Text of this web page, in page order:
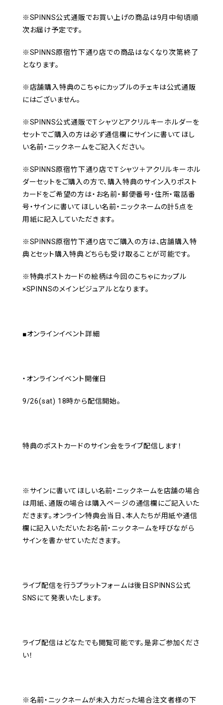
※SPINNS公式通販でお買い上げの商品は9月中旬頃順
次お届け予定です。
※SPINNS原宿竹下通り店での商品はなくなり次第終了
となります。
※店舗購入特典のこちゃにカップルのチェキは公式通販
にはございません。
※SPINNS公式通販でＴシャツとアクリルキーホルダーを
セットでご購入の方は必ず通信欄にサインに書いてほし
い名前・ニックネームをご記入ください。
※SPINNS原宿竹下通り店でＴシャツ＋アクリルキーホル
ダーセットをご購入の方で、購入特典のサイン入りポスト
カードをご希望の方は・お名前・郵便番号・住所・電話番
号・サインに書いてほしい名前・ニックネームの計5点を
用紙に記入していただきます。
※SPINNS原宿竹下通り店でご購入の方は、店舗購入特
典とセット購入特典どちらも受け取ることが可能です。
※特典ポストカードの絵柄は今回のこちゃにカップル
×SPINNSのメインビジュアルとなります。
■オンラインイベント詳細
・オンラインイベント開催日
9/26(sat) 18時から配信開始。
特典のポストカードのサイン会をライブ配信します！
※サインに書いてほしい名前・ニックネームを店舗の場合
は用紙、通販の場合は購入ページの通信欄にご記入いた
だきます。オンライン特典会当日、本人たちが用紙や通信
欄に記入いただいたお名前・ニックネームを呼びながら
サインを書かせていただきます。
ライブ配信を行うプラットフォームは後日SPINNS公式
SNSにて発表いたします。
ライブ配信はどなたでも閲覧可能です。是非ご参加くださ
い！
※名前・ニックネームが未入力だった場合注文者様の下